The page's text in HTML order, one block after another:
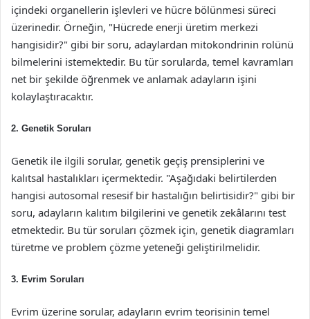
içindeki organellerin işlevleri ve hücre bölünmesi süreci
üzerinedir. Örneğin, "Hücrede enerji üretim merkezi
hangisidir?" gibi bir soru, adaylardan mitokondrinin rolünü
bilmelerini istemektedir. Bu tür sorularda, temel kavramları
net bir şekilde öğrenmek ve anlamak adayların işini
kolaylaştıracaktır.
2. Genetik Soruları
Genetik ile ilgili sorular, genetik geçiş prensiplerini ve
kalıtsal hastalıkları içermektedir. "Aşağıdaki belirtilerden
hangisi autosomal resesif bir hastalığın belirtisidir?" gibi bir
soru, adayların kalıtım bilgilerini ve genetik zekâlarını test
etmektedir. Bu tür soruları çözmek için, genetik diagramları
türetme ve problem çözme yeteneği geliştirilmelidir.
3. Evrim Soruları
Evrim üzerine sorular, adayların evrim teorisinin temel